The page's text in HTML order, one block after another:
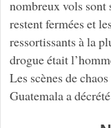
nombreux vols sont
restent fermées et
ressortissants à la
drogue était
Les scènes de
Guatemala a